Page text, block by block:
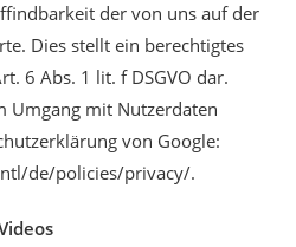
der von uns auf der
Dies stellt ein berechtigtes
6 Abs. 1 lit. f DSGVO dar.
Umgang mit Nutzerdaten
von Google:
de/policies/privacy/.